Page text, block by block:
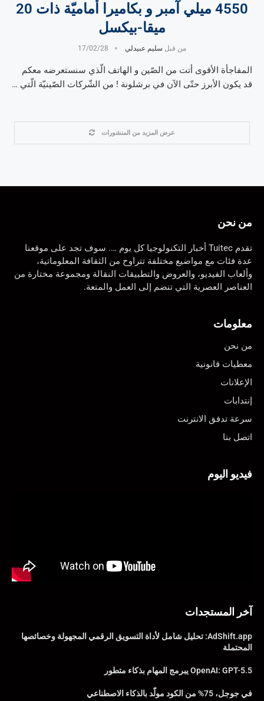
4550 ميلي آمبر و بكاميرا أماميّة ذات 20
ميقا-بيكسل
من قبل سليم عبيدلي 17/02/28
المفاجأة الأقوى أتت من الصّين و الهاتف الّذي سنستعرضه معكم
قد يكون الأبرز حتّى الآن في برشلونة ! من الشّركات الصّينيّة الّتي …
عرض المزيد من المنشورات
من نحن
تقدم Tuitec أخبار التكنولوجيا كل يوم …. سوف تجد على موقعنا
عدة فئات مع مواضيع مختلفة تتراوح من الثقافة المعلوماتية،
وألعاب الفيديو، والعروض والتطبيقات النقالة ومجموعة مختارة من
العناصر العصرية التي تنضم إلى العمل والمتعة.
معلومات
من نحن
معطيات قانونية
الإعلانات
إنتدابات
سرعة تدفق الانترنت
اتصل بنا
فيديو اليوم
آخر المستجدات
AdShift.app: تحليل شامل لأداة التسويق الرقمي المجهولة وخصائصها
المحتملة
OpenAI: GPT-5.5 يبرمج المهام بذكاء متطور
في جوجل، 75% من الكود مولّد بالذكاء الاصطناعي